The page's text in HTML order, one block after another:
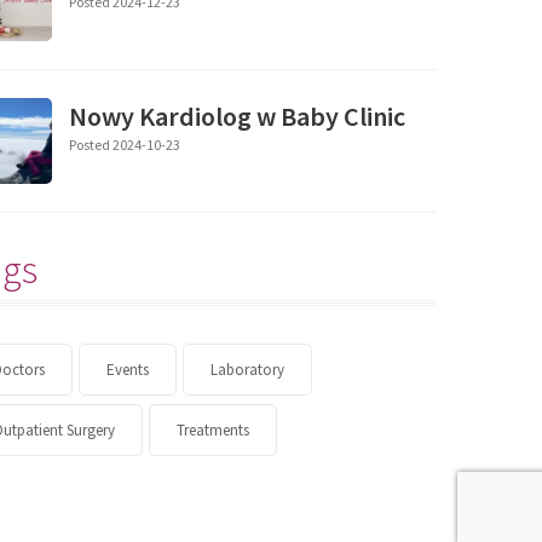
Nowy Kardiolog w Baby Clinic
Posted 2024-10-23
Events Laboratory
Surgery Treatments